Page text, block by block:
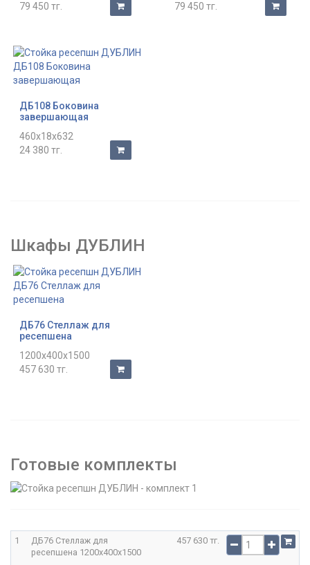
79 450 тг.
79 450 тг.
ДБ108 Боковина
завершающая
460x18x632
24 380 тг.
Шкафы ДУБЛИН
ДБ76 Стеллаж для
ресепшена
1200x400x1500
457 630 тг.
Готовые комплекты
1
ДБ76 Стеллаж для
ресепшена 1200x400x1500
457 630 тг.